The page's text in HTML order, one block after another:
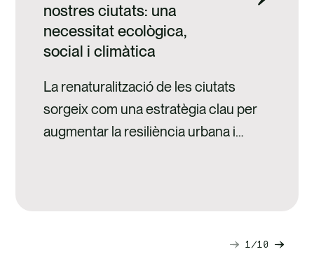
nostres ciutats: una
necessitat ecològica,
social i climàtica
La renaturalització de les ciutats
sorgeix com una estratègia clau per
augmentar la resiliència urbana i
Diapositiva
1 10